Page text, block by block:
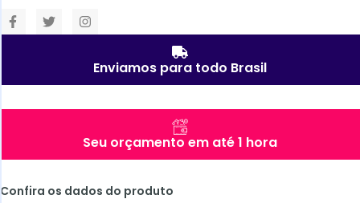
Enviamos para todo Brasil
Seu orçamento em até 1 hora
Confira os dados do produto